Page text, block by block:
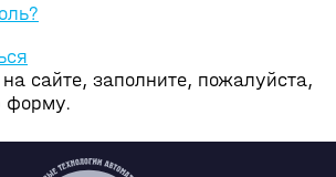
сайте, заполните, пожалуйста,
форму.